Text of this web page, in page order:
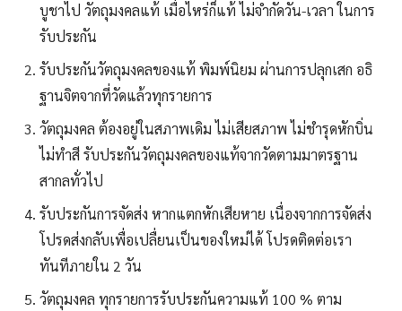
บูชาไป วัตถุมงคลแท้ เมื่อไหร่ก็แท้ ไม่จำกัดวัน-เวลา ในการ
รับประกัน
รับประกันวัตถุมงคลของแท้ พิมพ์นิยม ผ่านการปลุกเสก อธิ
ฐานจิตจากที่วัดแล้วทุกรายการ
วัตถุมงคล ต้องอยู่ในสภาพเดิม ไม่เสียสภาพ ไม่ชำรุดหักบิ่น
ไม่ทำสี รับประกันวัตถุมงคลของแท้จากวัดตามมาตรฐาน
สากลทั่วไป
รับประกันการจัดส่ง หากแตกหักเสียหาย เนื่องจากการจัดส่ง
โปรดส่งกลับเพื่อเปลื่ยนเป็นของใหม่ได้ โปรดติดต่อเรา
ทันทีภายใน 2 วัน
วัตถุมงคล ทุกรายการรับประกันความแท้ 100 % ตาม